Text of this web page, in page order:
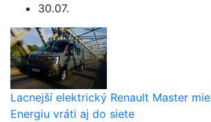
30.07.
Lacnejší elektrický Renault Master
Energiu vráti aj do siete